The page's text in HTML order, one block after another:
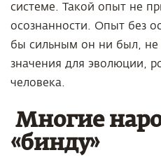
системе. Такой опыт не
осознанности. Опыт без
бы сильным он ни был, не
значения для эволюции,
человека.
Многие
«бинду»